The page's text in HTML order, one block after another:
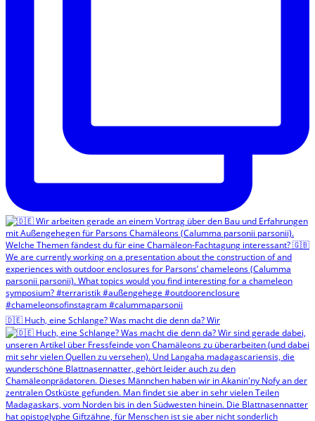
🇩🇪 Huch, eine Schlange? Was macht die denn da? Wir